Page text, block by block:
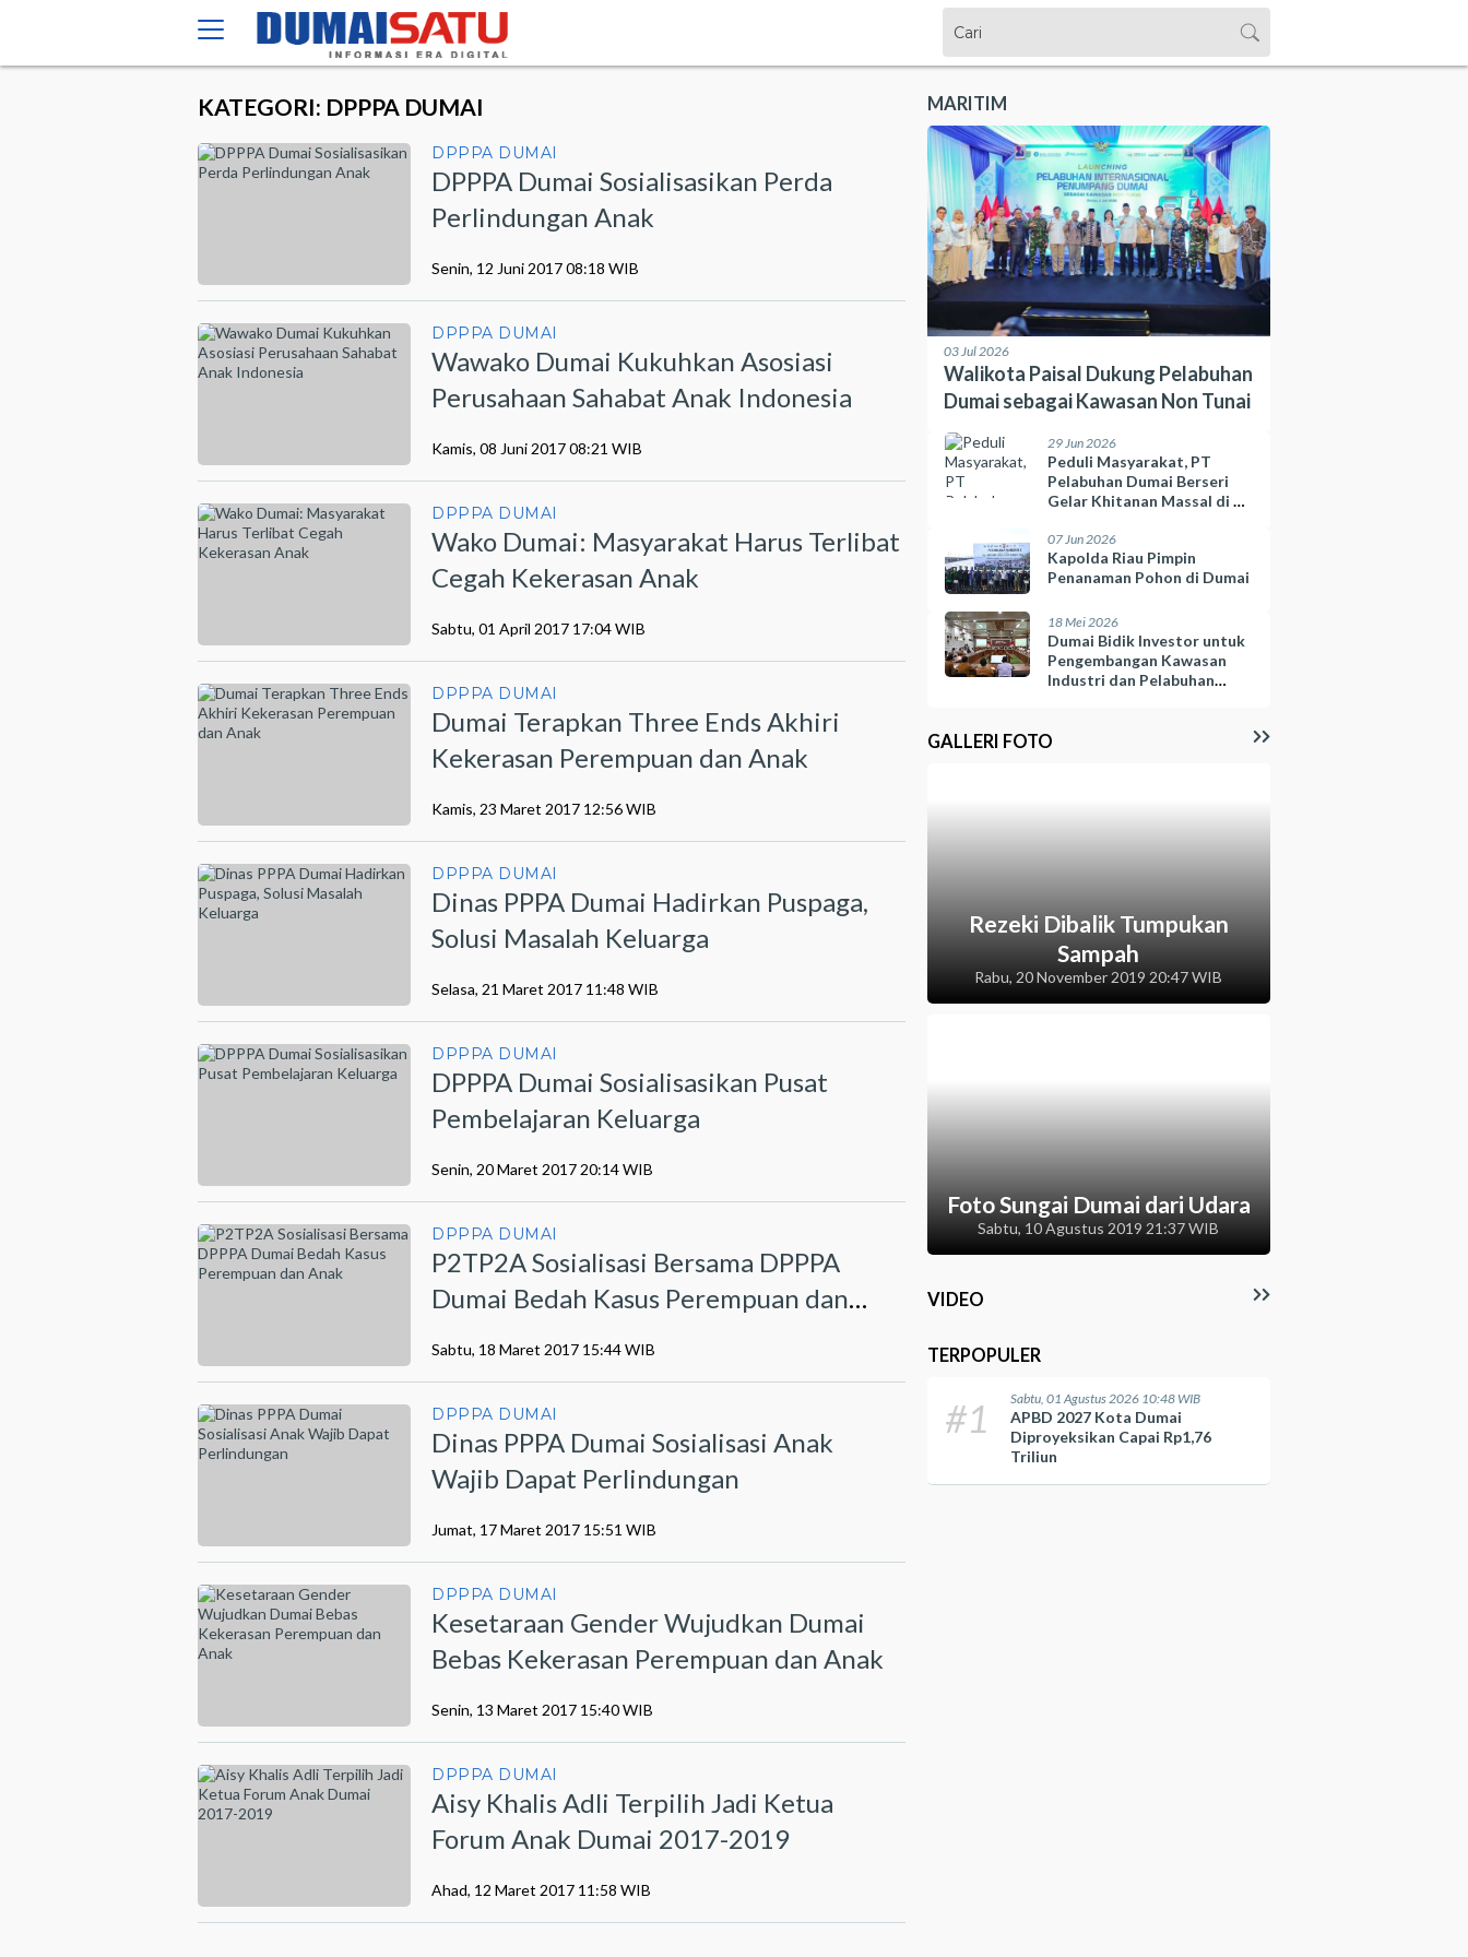
KATEGORI: DPPPA DUMAI
DPPPA DUMAI
DPPPA Dumai Sosialisasikan Perda
Perlindungan Anak
Senin, 12 Juni 2017 08:18 WIB
DPPPA DUMAI
Wawako Dumai Kukuhkan Asosiasi
Perusahaan Sahabat Anak Indonesia
Kamis, 08 Juni 2017 08:21 WIB
DPPPA DUMAI
Wako Dumai: Masyarakat Harus Terlibat
Cegah Kekerasan Anak
Sabtu, 01 April 2017 17:04 WIB
DPPPA DUMAI
Dumai Terapkan Three Ends Akhiri
Kekerasan Perempuan dan Anak
Kamis, 23 Maret 2017 12:56 WIB
DPPPA DUMAI
Dinas PPPA Dumai Hadirkan Puspaga,
Solusi Masalah Keluarga
Selasa, 21 Maret 2017 11:48 WIB
DPPPA DUMAI
DPPPA Dumai Sosialisasikan Pusat
Pembelajaran Keluarga
Senin, 20 Maret 2017 20:14 WIB
DPPPA DUMAI
P2TP2A Sosialisasi Bersama DPPPA
Dumai Bedah Kasus Perempuan dan
Sabtu, 18 Maret 2017 15:44 WIB
DPPPA DUMAI
Dinas PPPA Dumai Sosialisasi Anak
Wajib Dapat Perlindungan
Jumat, 17 Maret 2017 15:51 WIB
DPPPA DUMAI
Kesetaraan Gender Wujudkan Dumai
Bebas Kekerasan Perempuan dan Anak
Senin, 13 Maret 2017 15:40 WIB
DPPPA DUMAI
Aisy Khalis Adli Terpilih Jadi Ketua
Forum Anak Dumai 2017-2019
Ahad, 12 Maret 2017 11:58 WIB
MARITIM
03 Jul 2026
Walikota Paisal Dukung Pelabuhan
Dumai sebagai Kawasan Non Tunai
29 Jun 2026
Peduli Masyarakat, PT
Pelabuhan Dumai Berseri
Gelar Khitanan Massal di 10
07 Jun 2026
Kapolda Riau Pimpin
Penanaman Pohon di Dumai
18 Mei 2026
Dumai Bidik Investor untuk
Pengembangan Kawasan
Industri dan Pelabuhan
GALLERI FOTO
Rezeki Dibalik Tumpukan
Sampah
Rabu, 20 November 2019 20:47 WIB
Foto Sungai Dumai dari Udara
Sabtu, 10 Agustus 2019 21:37 WIB
VIDEO
TERPOPULER
#1 Sabtu, 01 Agustus 2026 10:48 WIB
APBD 2027 Kota Dumai
Diproyeksikan Capai Rp1,76
Triliun